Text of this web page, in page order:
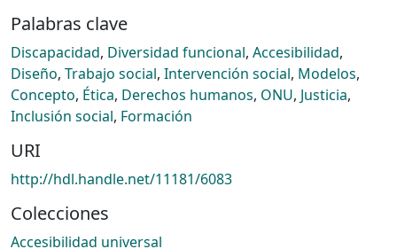
Palabras clave
Discapacidad, Diversidad funcional, Accesibilidad,
Diseño, Trabajo social, Intervención social, Modelos,
Concepto, Ética, Derechos humanos, ONU, Justicia,
Inclusión social, Formación
URI
http://hdl.handle.net/11181/6083
Colecciones
Accesibilidad universal